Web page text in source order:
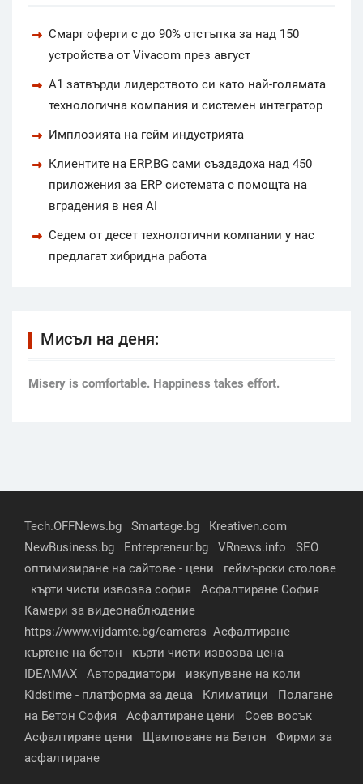
Смарт оферти с до 90% отстъпка за над 150
устройства от Vivacom през август
А1 затвърди лидерството си като най-голямата
технологична компания и системен интегратор
Имплозията на гейм индустрията
Клиентите на ERP.BG сами създадоха над 450
приложения за ERP системата с помощта на
вградения в нея AI
Седем от десет технологични компании у нас
предлагат хибридна работа
Мисъл на деня:
Мisery is comfortable. Happiness takes effort.
Tech.OFFNews.bg Smartage.bg
Kreativen.com
NewBusiness.bg
Entrepreneur.bg VRnews.info
SEO
оптимизиране на сайтове - цени
геймърски столове
кърти чисти извозва софия
Асфалтиране София
Камери за видеонаблюдение
https://www.vijdamte.bg/cameras Асфалтиране
къртене на бетон
кърти чисти извозва цена
IDEAMAX
Авторадиатори
изкупуване на коли
Kidstime - платформа за деца
Климатици
Полагане
на Бетон София
Асфалтиране цени
Соев восък
Асфалтиране цени
Щамповане на Бетон
Фирми за
асфалтиране